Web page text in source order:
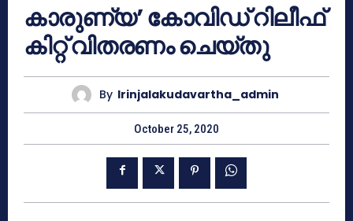
കാരുണ്യ’ കോവിഡ് റിലീഫ്
കിറ്റ് വിതരണം ചെയ്തു
By Irinjalakudavartha_admin
October 25, 2020